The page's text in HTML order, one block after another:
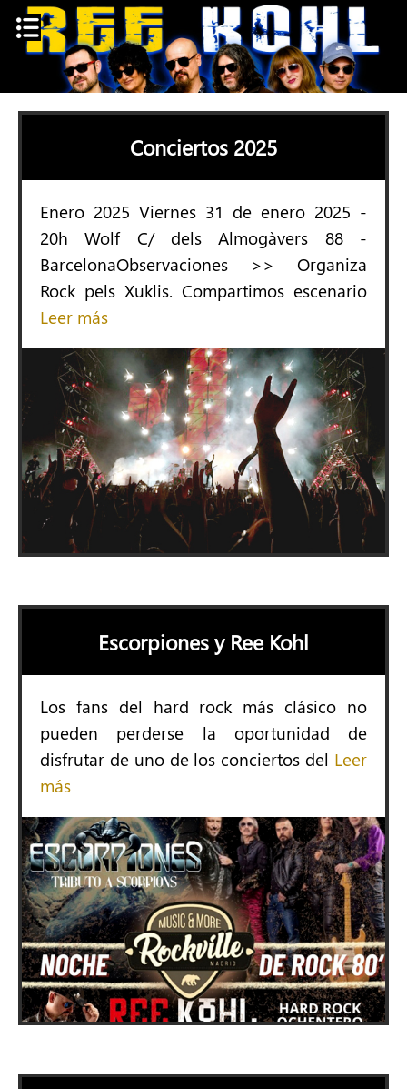
Skip
Conciertos 2025
Enero 2025 Viernes 31 de enero 2025 -
20h Wolf C/ dels Almogàvers 88 -
BarcelonaObservaciones >> Organiza
Rock pels Xuklis. Compartimos escenario
Leer más
Escorpiones y Ree Kohl
Los fans del hard rock más clásico no
pueden perderse la oportunidad de
disfrutar de uno de los conciertos del Leer
más